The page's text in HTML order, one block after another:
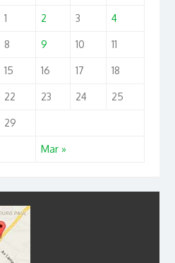
Mar »
1 2 3 4
8 9 10 11
15 16 17 18
22 23 24 25
29